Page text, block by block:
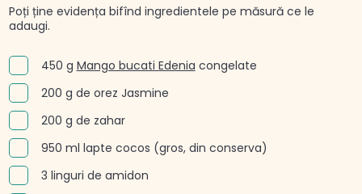
Poți ține evidența bifînd ingredientele pe măsură ce le
adaugi.
450 g Mango bucati Edenia congelate
200 g de orez Jasmine
200 g de zahar
950 ml lapte cocos (gros, din conserva)
3 linguri de amidon